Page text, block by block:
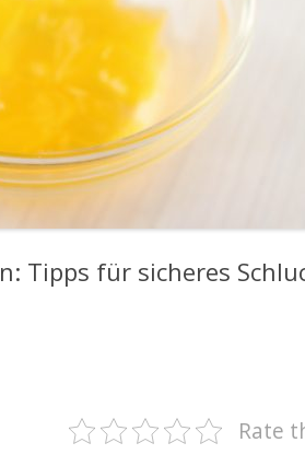
Tipps für sicheres
Rate